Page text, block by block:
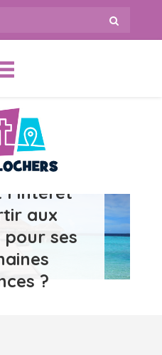
l’intérêt
aux
pour ses
?